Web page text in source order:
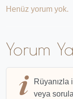
Henüz yorum yok.
Yorum
veya